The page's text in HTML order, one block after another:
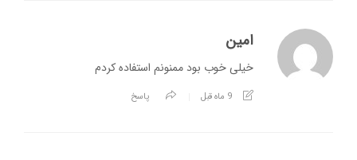
امین
خیلی خوب بود ممنونم استفاده کردم
9 ماه قبل پاسخ